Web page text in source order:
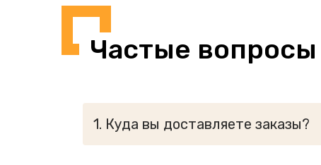
Частые вопросы
1. Куда вы доставляете заказы?